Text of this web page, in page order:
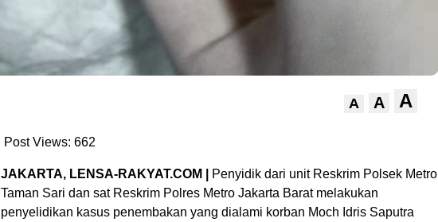
A A A
Post Views: 662
JAKARTA, LENSA-RAKYAT.COM |
Penyidik dari unit Reskrim Polsek Metro
Taman Sari dan sat Reskrim Polres Metro Jakarta Barat melakukan
penyelidikan kasus penembakan yang dialami korban Moch Idris Saputra